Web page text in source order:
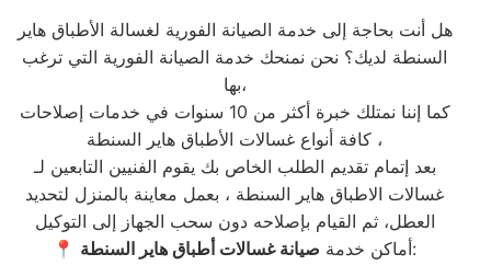
هل أنت بحاجة إلى خدمة الصيانة الفورية لغسالة الأطباق هاير
السنطة لديك؟ نحن نمنحك خدمة الصيانة الفورية التي ترغب
بها،
كما إننا نمتلك خبرة أكثر من 10 سنوات في خدمات إصلاحات
كافة أنواع غسالات الأطباق هاير السنطة ،
بعد إتمام تقديم الطلب الخاص بك يقوم الفنيين التابعين لـ
غسالات الاطباق هاير السنطة ، بعمل معاينة بالمنزل لتحديد
العطل، ثم القيام بإصلاحه دون سحب الجهاز إلى التوكيل
📍 أماكن خدمة صيانة غسالات أطباق هاير السنطة :